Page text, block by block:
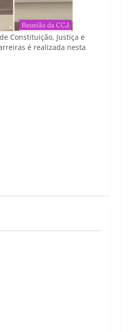
Constituição, Justiça e
é realizada nesta